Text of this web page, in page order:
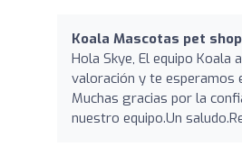
Koala Mascotas pet
Hola Skye, El equipo Koala
valoración y te esperamos
Muchas gracias por la
nuestro equipo.Un